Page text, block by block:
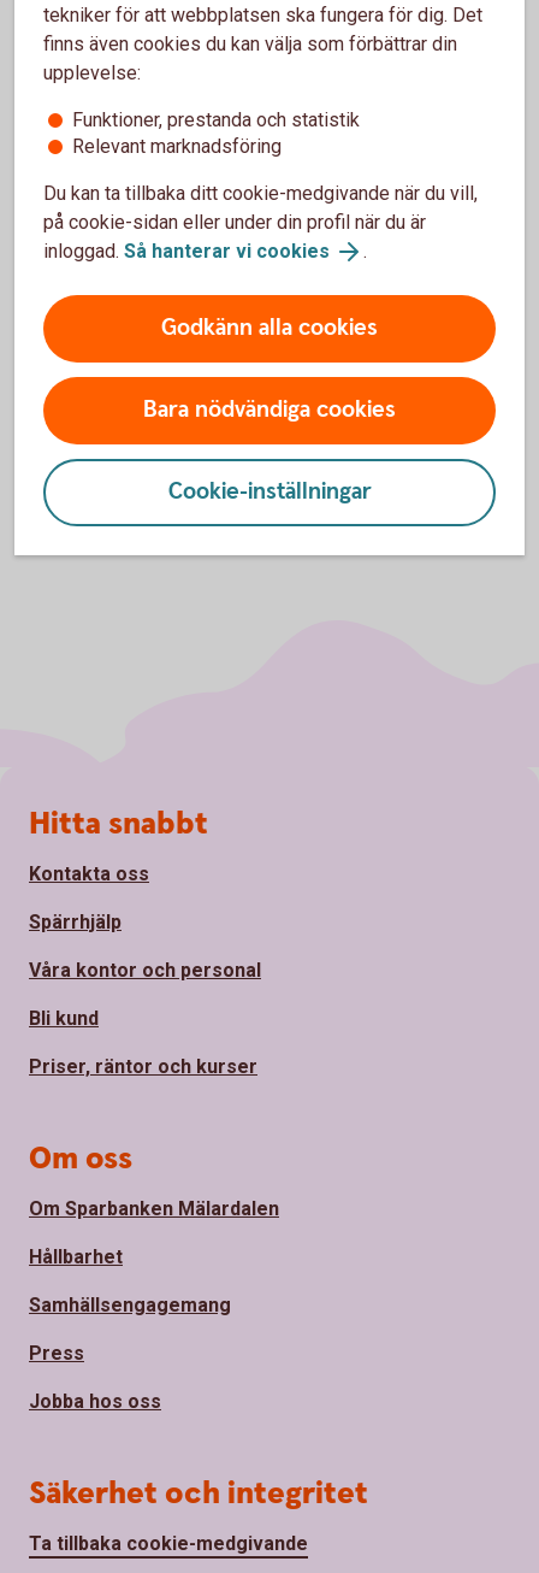
denny.hedenstrom@sparbankenmalardalen.se
Sponsring av ungdomsidrott
Bidrag till skolresa
tekniker för att webbplatsen ska fungera för dig. Det
finns även cookies du kan välja som förbättrar din
upplevelse:
Funktioner, prestanda och statistik
Relevant marknadsföring
Du kan ta tillbaka ditt cookie-medgivande när du vill,
på cookie-sidan eller under din profil när du är
inloggad. Så hanterar vi cookies .
Godkänn alla cookies
Bara nödvändiga cookies
Cookie-inställningar
Sidfot
Hitta snabbt
Kontakta oss
Spärrhjälp
Våra kontor och personal
Bli kund
Priser, räntor och kurser
Om oss
Om Sparbanken Mälardalen
Hållbarhet
Samhällsengagemang
Press
Jobba hos oss
Säkerhet och integritet
Ta tillbaka cookie-medgivande